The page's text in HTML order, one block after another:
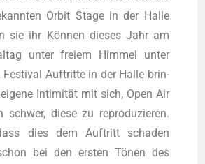
Orbit Stage in der Hal­le
sie ihr Kön­nen die­ses Jahr am
unter frei­em Him­mel unter
Fes­ti­val Auf­trit­te in der Hal­le brin­
Inti­mi­tät mit sich, Open Air
schwer, die­se zu repro­du­zie­ren.
dies dem Auf­tritt scha­den
bei den ers­ten Tönen des